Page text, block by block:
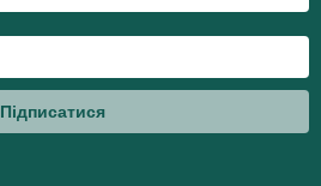
Підписатися